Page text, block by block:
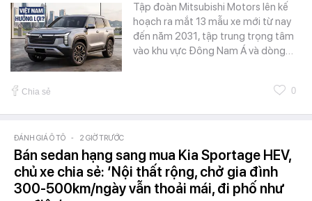
Tập đoàn Mitsubishi Motors lên kế
hoạch ra mắt 13 mẫu xe mới từ nay
đến năm 2031, tập trung trọng tâm
vào khu vực Đông Nam Á và dòng…
Chia sẻ 0
ĐÁNH GIÁ Ô TÔ - 2 GIỜ TRƯỚC
Bán sedan hạng sang mua Kia Sportage HEV,
chủ xe chia sẻ: ‘Nội thất rộng, chở gia đình
300-500km/ngày vẫn thoải mái, đi phố như